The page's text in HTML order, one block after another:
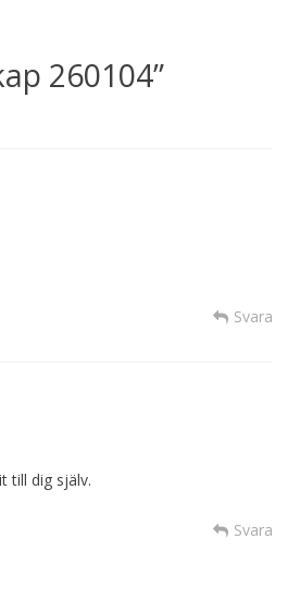
260104”
Svara
till dig själv.
Svara